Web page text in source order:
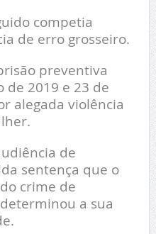
competia
de erro grosseiro.
preventiva
de 2019 e 23 de
alegada violência
de
sentença que o
crime de
a sua